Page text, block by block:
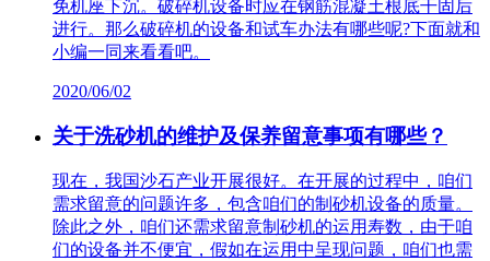
免机座下沉。破碎机设备时应在钢筋混凝土根底干固后
进行。那么破碎机的设备和试车办法有哪些呢?下面就和
小编一同来看看吧。
2020/06/02
关于洗砂机的维护及保养留意事项有哪些？
现在，我国沙石产业开展很好。在开展的过程中，咱们
需求留意的问题许多，包含咱们的制砂机设备的质量。
除此之外，咱们还需求留意制砂机的运用寿数，由于咱
们的设备并不便宜，假如在运用中呈现问题，咱们也需